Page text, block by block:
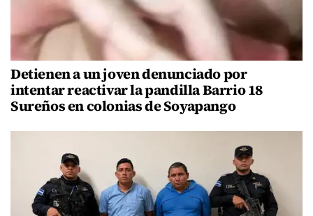
Detienen a un joven denunciado por
intentar reactivar la pandilla Barrio 18
Sureños en colonias de Soyapango